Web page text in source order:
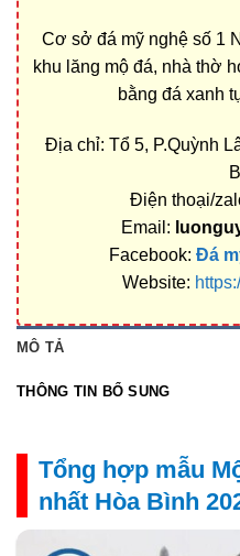
Cơ sở đá mỹ nghệ số 1
khu lăng mộ đá, nhà thờ
bằng đá xanh
Địa chỉ: Tổ 5, P.Quỳnh
Điện thoại/
Email:
Facebook: Đá
Website:
MÔ TẢ
THÔNG TIN BỔ SUNG
Tổng hợp mẫu
nhất Hòa Bình